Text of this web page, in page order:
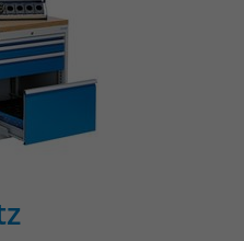
der Website zu
Cookies speichern
anonym und weisen
Nummer zu,
Besucher zu
Die Daten werde lokal
Server gespeichert und